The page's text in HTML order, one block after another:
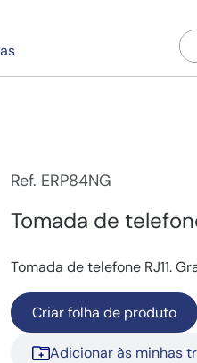
Ref. ERP84NG
Tomada de
Tomada de telefone RJ11.
Criar folha de produto
Adicionar às minhas